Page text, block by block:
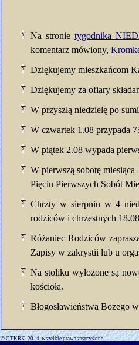
Na stronietygodnika
komentarz mówiony,
Dziękujemy mieszkańcom
Dziękujemy za ofiary
W przyszłą niedzielę po
W czwartek 1.08 przypada
W piątek 2.08 wypada
W pierwszą sobotę
Pięciu Pierwszych Sobót
Chrzty w sierpniu w 4
rodziców i chrzestnych
Różaniec Rodziców
Zapisy w zakrystii lub u
Na stoliku wyłożone są
kościoła.
Błogosławieństwa Bożego
© GTKRK, 2014, wszelkie prawa zastrzeżone